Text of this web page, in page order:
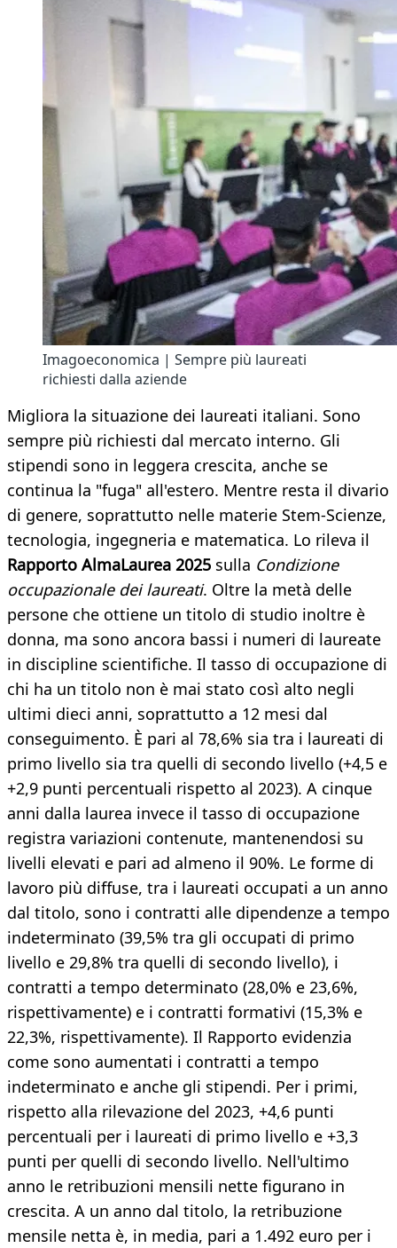
Imagoeconomica | Sempre più laureati
richiesti dalla aziende
Migliora la situazione dei laureati italiani. Sono
sempre più richiesti dal mercato interno. Gli
stipendi sono in leggera crescita, anche se
continua la "fuga" all'estero. Mentre resta il divario
di genere, soprattutto nelle materie Stem-Scienze,
tecnologia, ingegneria e matematica. Lo rileva il
Rapporto AlmaLaurea 2025 sulla Condizione
occupazionale dei laureati. Oltre la metà delle
persone che ottiene un titolo di studio inoltre è
donna, ma sono ancora bassi i numeri di laureate
in discipline scientifiche. Il tasso di occupazione di
chi ha un titolo non è mai stato così alto negli
ultimi dieci anni, soprattutto a 12 mesi dal
conseguimento. È pari al 78,6% sia tra i laureati di
primo livello sia tra quelli di secondo livello (+4,5 e
+2,9 punti percentuali rispetto al 2023). A cinque
anni dalla laurea invece il tasso di occupazione
registra variazioni contenute, mantenendosi su
livelli elevati e pari ad almeno il 90%. Le forme di
lavoro più diffuse, tra i laureati occupati a un anno
dal titolo, sono i contratti alle dipendenze a tempo
indeterminato (39,5% tra gli occupati di primo
livello e 29,8% tra quelli di secondo livello), i
contratti a tempo determinato (28,0% e 23,6%,
rispettivamente) e i contratti formativi (15,3% e
22,3%, rispettivamente). Il Rapporto evidenzia
come sono aumentati i contratti a tempo
indeterminato e anche gli stipendi. Per i primi,
rispetto alla rilevazione del 2023, +4,6 punti
percentuali per i laureati di primo livello e +3,3
punti per quelli di secondo livello. Nell'ultimo
anno le retribuzioni mensili nette figurano in
crescita. A un anno dal titolo, la retribuzione
mensile netta è, in media, pari a 1.492 euro per i